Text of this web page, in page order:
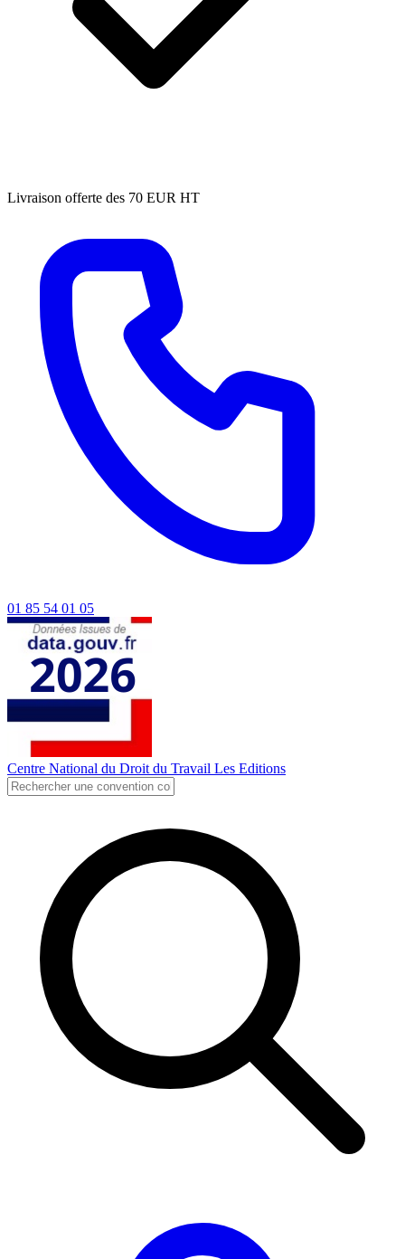
Livraison offerte des 70 EUR HT
01 85 54 01 05
Centre National du Droit du Travail Les Editions